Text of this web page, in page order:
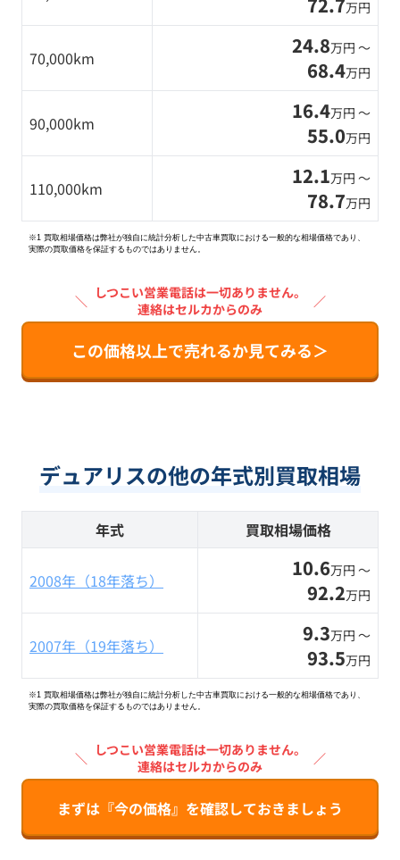
万円
70,000km 24.8万円 〜
68.4万円
90,000km 16.4万円 〜
55.0万円
110,000km 12.1万円 〜
78.7万円
※1 買取相場価格は弊社が独自に統計分析した中古車買取における一般的な相場価格であり、
実際の買取価格を保証するものではありません。
＼ しつこい営業電話は一切ありません。
連絡はセルカからのみ
／
この価格以上で売れるか見てみる＞
デュアリスの他の年式別買取相場
年式 買取相場価格
2008年（18年落ち） 10.6万円 〜
92.2万円
2007年（19年落ち） 9.3万円 〜
93.5万円
※1 買取相場価格は弊社が独自に統計分析した中古車買取における一般的な相場価格であり、
実際の買取価格を保証するものではありません。
＼ しつこい営業電話は一切ありません。
連絡はセルカからのみ
／
まずは『今の価格』を確認しておきましょう